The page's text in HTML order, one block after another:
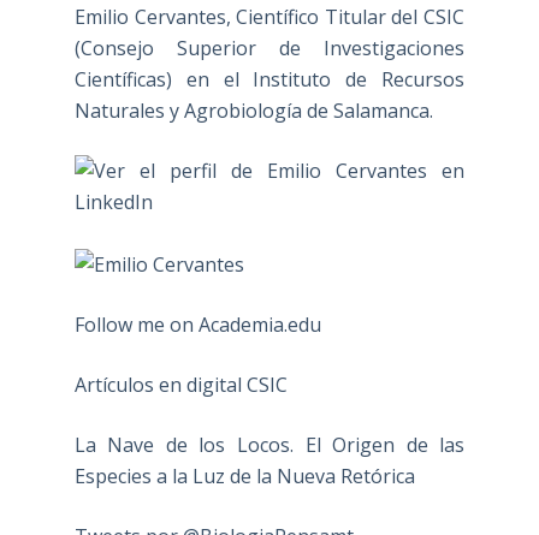
Emilio Cervantes, Científico Titular del CSIC
(Consejo Superior de Investigaciones
Científicas) en el Instituto de Recursos
Naturales y Agrobiología de Salamanca.
Follow me on Academia.edu
Artículos en digital CSIC
La Nave de los Locos. El Origen de las
Especies a la Luz de la Nueva Retórica